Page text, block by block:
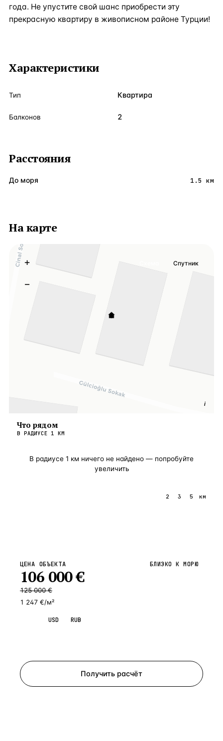
года. Не упустите свой шанс приобрести эту
прекрасную квартиру в живописном районе Турции!
Характеристики
Тип Квартира
Балконов 2
Расстояния
До моря 1.5 км
На карте
i
+
−
Спутник
Что рядом
В РАДИУСЕ 1 КМ
В радиусе 1 км ничего не найдено — попробуйте
увеличить
2 3 5 км
ЦЕНА ОБЪЕКТА
106 000€
125 000 €
1 247 €/м²
БЛИЗКО К МОРЮ
USD RUB
Получить расчёт